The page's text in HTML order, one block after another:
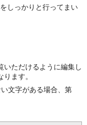
しっかりと行ってまい
いただけるように編集し
ます。
文字がある場合、第